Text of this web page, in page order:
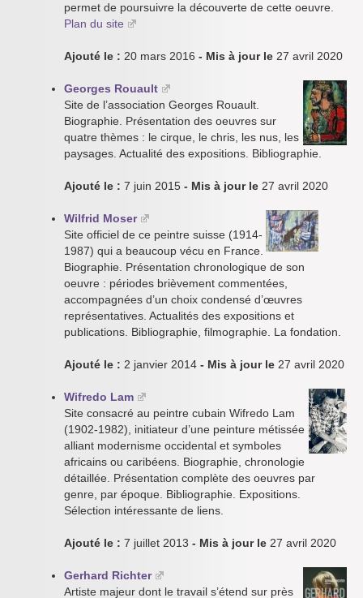
permet de poursuivre la découverte de cette oeuvre.
Plan du site
Ajouté le : 20 mars 2016 - Mis à jour le 27 avril 2020
Georges Rouault
Site de l’association Georges Rouault.
Biographie. Présentation des oeuvres sur
quatre thèmes : le cirque, le chris, les nus, les
paysages. Actualité des expositions. Bibliographie.
Ajouté le : 7 juin 2015 - Mis à jour le 27 avril 2020
Wilfrid Moser
Site officiel de ce peintre suisse (1914-
1987) qui a beaucoup vécu en France.
Biographie. Présentation chronologique de son
oeuvre : périodes brièvement commentées,
accompagnées d’un choix condensé d’œuvres
représentatives. Actualités des expositions et
publications. Bibliographie, filmographie. La fondation.
Ajouté le : 2 janvier 2014 - Mis à jour le 27 avril 2020
Wifredo Lam
Site consacré au peintre cubain Wifredo Lam
(1902-1982), initiateur d’une peinture métissée
alliant modernisme occidental et symboles
africains ou caribéens. Biographie, chronologie
détaillée. Présentation complète des oeuvres par
genre, par époque. Bibliographie. Expositions.
Sélection intéressante de liens.
Ajouté le : 7 juillet 2013 - Mis à jour le 27 avril 2020
Gerhard Richter
Artiste majeur dont le travail s’étend sur près